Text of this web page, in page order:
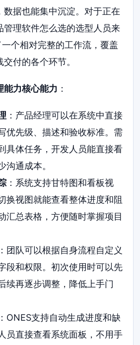
数据也能集中沉淀。对于正在
管理软件怎么选的选型人员来
个相对完整的工作流，覆盖
付的各个环节。
能力核心能力 ：
：产品经理可以在系统中直接
优先级、描述和验收标准。需
具体任务，开发人员能直接看
沟通成本。
：系统支持甘特图和看板视
换视图就能查看整体进度和阻
汇总表格，方便随时掌握项目
团队可以根据自身流程自定义
段和权限。初次使用时可以先
续再逐步调整，降低上手门
ONES支持自动生成进度和缺
员直接查看系统面板，不用手